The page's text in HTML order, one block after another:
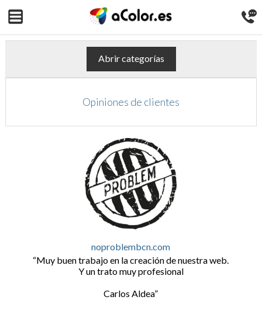
Abrir categorías
Opiniones de clientes
noproblembcn.com
Muy buen trabajo en la creación de nuestra web.
Y un trato muy profesional
Carlos Aldea